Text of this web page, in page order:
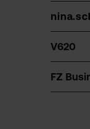
V620
FZ